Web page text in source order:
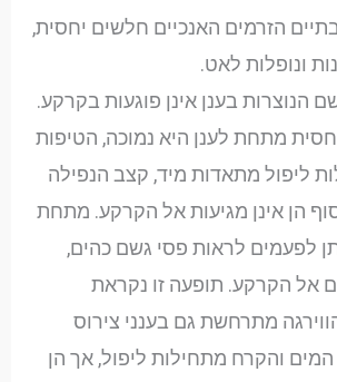
הזרמים האנכיים חלשים יחסית,
ונופלות לאט.
הנוצרות בענן אינן פוגעות בקרקע.
מתחת לענן היא נמוכה, הטיפות
ליפול מתאדות מיד, קצב הנפילה
הן אינן מגיעות אל הקרקע. מתחת
לפעמים לראות פסי גשם כהים,
אל הקרקע. תופעה זו נקראת
מתרחשת גם בענני צירוס
והקרח מתחילות ליפול, אך הן